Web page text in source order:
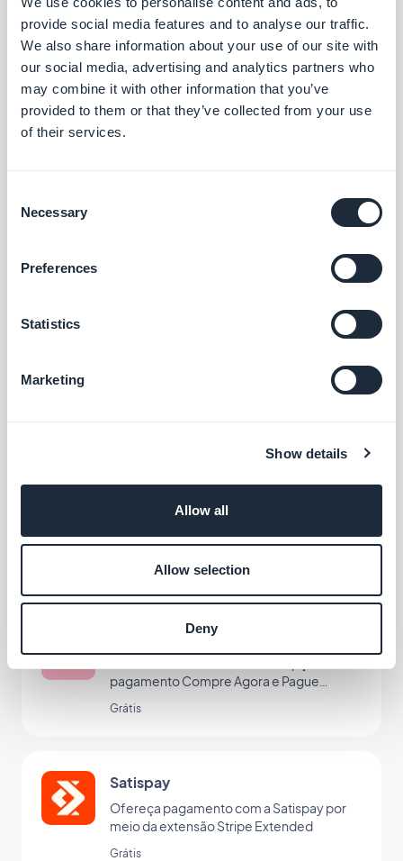
provide social media features and to analyse our traffic.
We also share information about your use of our site with
our social media, advertising and analytics partners who
may combine it with other information that you’ve
provided to them or that they’ve collected from your use
of their services.
Selection
Necessary
Preferences
Statistics
Marketing
Show details
Allow all
Allow selection
Deny
Stripe Extended
Ofereça métodos de pagamento
adicionais na sua loja com o Stripe
Extended
Grátis
Ofereça uma nova solução de pagamento
Ofereça uma nova solução de pagamento
Ofereça uma nova solução de pagamento
para conquistar o mercado austríaco
pagamento Compre Agora e Pague
Grátis
Satispay
Ofereça pagamento com a Satispay por
meio da extensão Stripe Extended
Grátis